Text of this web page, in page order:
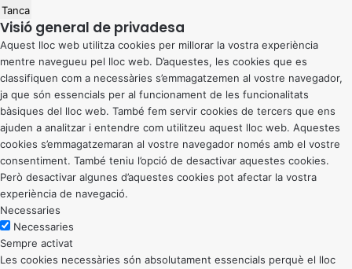
Tanca
Visió general de privadesa
Aquest lloc web utilitza cookies per millorar la vostra experiència
mentre navegueu pel lloc web. D’aquestes, les cookies que es
classifiquen com a necessàries s’emmagatzemen al vostre navegador,
ja que són essencials per al funcionament de les funcionalitats
bàsiques del lloc web. També fem servir cookies de tercers que ens
ajuden a analitzar i entendre com utilitzeu aquest lloc web. Aquestes
cookies s’emmagatzemaran al vostre navegador només amb el vostre
consentiment. També teniu l’opció de desactivar aquestes cookies.
Però desactivar algunes d’aquestes cookies pot afectar la vostra
experiència de navegació.
Necessaries
Necessaries
Sempre activat
Les cookies necessàries són absolutament essencials perquè el lloc